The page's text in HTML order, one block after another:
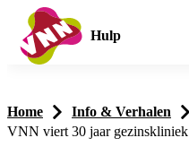
Hulp
Home Info & Verhalen
VNN viert 30 jaar gezinskliniek